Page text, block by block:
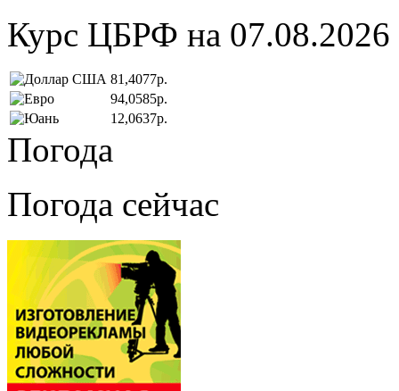
Курс ЦБРФ на 07.08.2026
81,4077р.
94,0585р.
12,0637р.
Погода
Погода сейчас